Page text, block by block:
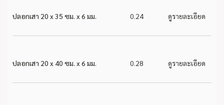
ปลอกเสา 20 x 35 ซม. x 6 มม. 0.24 ดูรายละเอียด
ปลอกเสา 20 x 40 ซม. x 6 มม. 0.28 ดูรายละเอียด